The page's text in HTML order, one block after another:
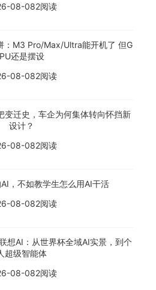
08-082阅读
：M3 Pro/Max/Ultra能开机了 但G
PU还是摆设
08-082阅读
变迁史，车企为何集体转向怀挡新
设计？
08-082阅读
，不如教学生怎么用AI干活
08-082阅读
想AI：从世界杯全域AI实景，到个
超级智能体
08-082阅读